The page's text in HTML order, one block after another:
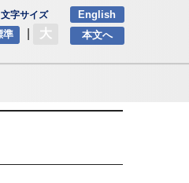
文字サイズ
準 大
English
本文へ